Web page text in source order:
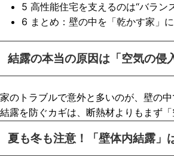
5 高性能住宅を支えるのは“バラン
6 まとめ：壁の中を「乾かす家」に
結露の本当の原因は「空気の侵
家のトラブルで意外と多いのが、壁の
結露を防ぐカギは、断熱材よりもまず
夏も冬も注意！「壁体内結露」